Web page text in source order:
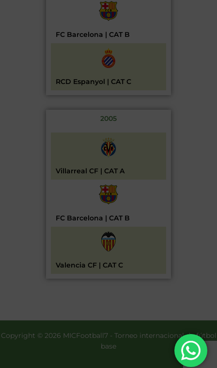
FC Barcelona | CAT B
RCD Espanyol | CAT C
2005
Villarreal CF | CAT A
FC Barcelona | CAT B
Valencia CF | CAT C
Copyright © 2026 MICFootball7 - Torneo internacional de fútbol
base